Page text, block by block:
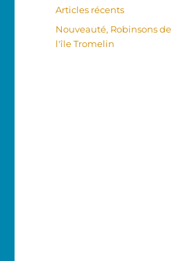
Catégories
Articles récents
Étiquettes
Nouveauté, Robinsons de
l'île Tromelin